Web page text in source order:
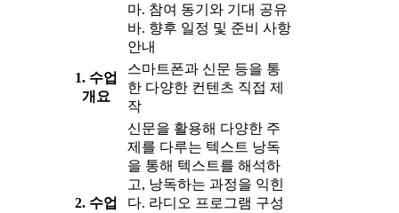
마. 참여 동기와 기대 공유
바. 향후 일정 및 준비 사항
안내
1. 수업
개요
스마트폰과 신문 등을 통
한 다양한 컨텐츠 직접 제
작
2. 수업
신문을 활용해 다양한 주
제를 다루는 텍스트 낭독
을 통해 텍스트를 해석하
고, 낭독하는 과정을 익힌
다. 라디오 프로그램 구성